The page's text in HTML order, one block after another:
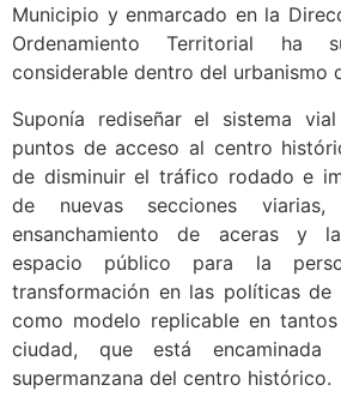
Municipio y enmarcado en la
Ordenamiento Territorial ha
considerable dentro del urbanismo
Suponía rediseñar el sistema
puntos de acceso al centro
de disminuir el tráfico rodado e
de nuevas secciones
ensanchamiento de aceras y
espacio público para la
transformación en las políticas de
como modelo replicable en
ciudad, que está
supermanzana del centro histórico.